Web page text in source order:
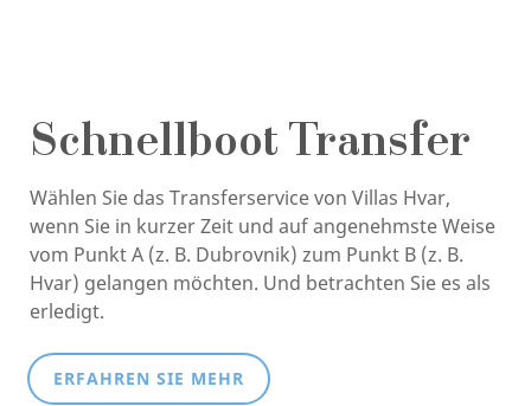
Schnellboot Transfer
Wählen Sie das Transferservice von Villas Hvar,
wenn Sie in kurzer Zeit und auf angenehmste Weise
vom Punkt A (z. B. Dubrovnik) zum Punkt B (z. B.
Hvar) gelangen möchten. Und betrachten Sie es als
erledigt.
ERFAHREN SIE MEHR